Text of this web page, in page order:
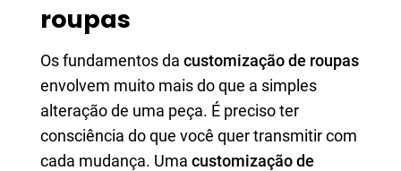
roupas
Os fundamentos da customização de roupas
envolvem muito mais do que a simples
alteração de uma peça. É preciso ter
consciência do que você quer transmitir com
cada mudança. Uma customização de